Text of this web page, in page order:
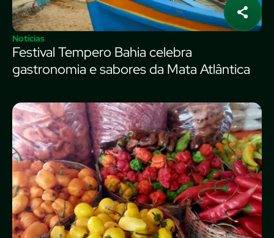
Notícias
Festival Tempero Bahia celebra
gastronomia e sabores da Mata Atlântica